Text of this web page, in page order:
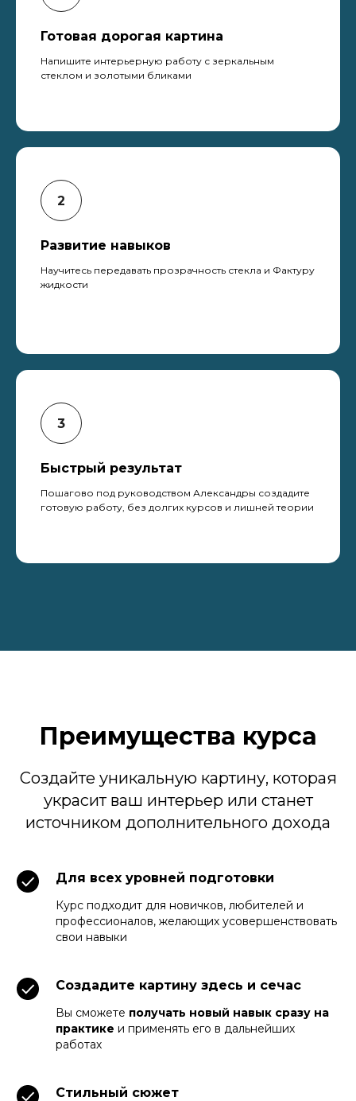
Готовая дорогая картина
Напишите интерьерную работу с зеркальным
стеклом и золотыми бликами
Развитие навыков
Научитесь передавать прозрачность стекла и Фактуру
жидкости
Быстрый результат
Пошагово под руководством Александры создадите
готовую работу, без долгих курсов и лишней теории
Преимущества курса
Создайте уникальную картину, которая
украсит ваш интерьер или станет
источником дополнительного дохода
Для всех уровней подготовки
Курс подходит для новичков, любителей и
профессионалов, желающих усовершенствовать
свои навыки
Создадите картину здесь и сечас
Вы сможете получать новый навык сразу на
практике и применять его в дальнейших
работах
Стильный сюжет